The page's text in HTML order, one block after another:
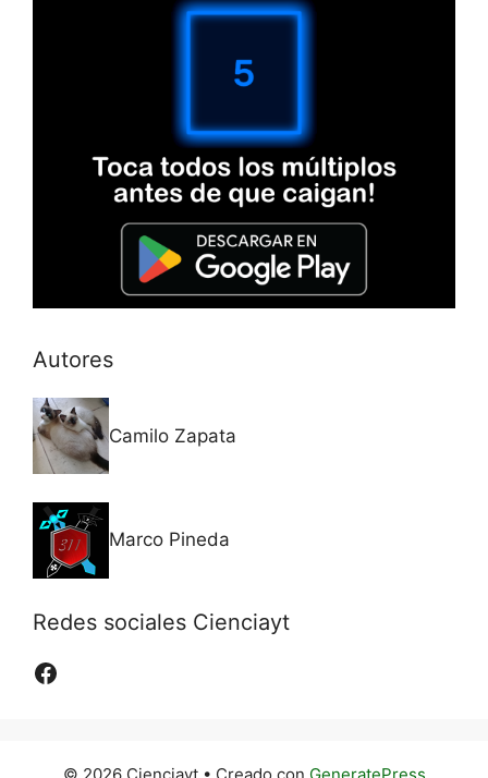
Autores
Camilo Zapata
Marco Pineda
Redes sociales Cienciayt
Facebook